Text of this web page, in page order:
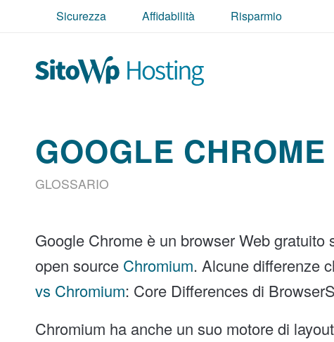
Sicurezza Affidabilità Risparmio
GOOGLE CHROME
GLOSSARIO
Google Chrome è un browser Web
open source Chromium. Alcune differenze
vs Chromium: Core Differences di
Chromium ha anche un suo motore di